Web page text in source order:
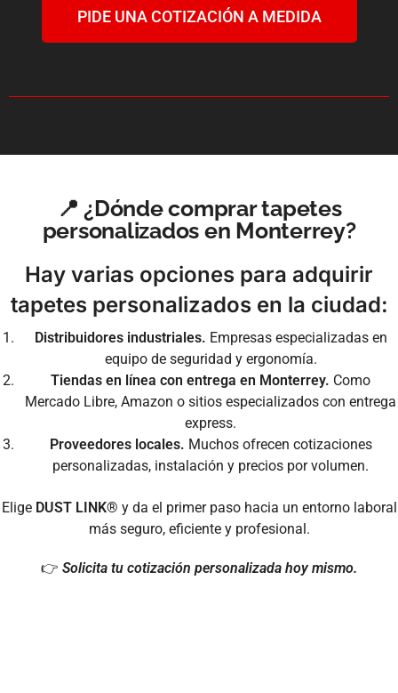
PIDE UNA COTIZACIÓN A MEDIDA
📍 ¿Dónde comprar tapetes
personalizados en Monterrey?
Hay varias opciones para adquirir
tapetes personalizados en la ciudad:
Distribuidores industriales. Empresas especializadas en
equipo de seguridad y ergonomía.
Tiendas en línea con entrega en Monterrey. Como
Mercado Libre, Amazon o sitios especializados con entrega
express.
Proveedores locales. Muchos ofrecen cotizaciones
personalizadas, instalación y precios por volumen.
Elige DUST LINK® y da el primer paso hacia un entorno laboral
más seguro, eficiente y profesional.
👉 Solicita tu cotización personalizada hoy mismo.